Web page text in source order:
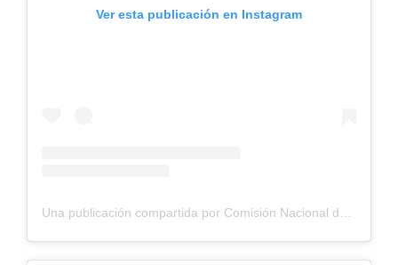
Ver esta publicación en Instagram
Una publicación compartida por Comisión Nacional de Riego (@cnrchile)